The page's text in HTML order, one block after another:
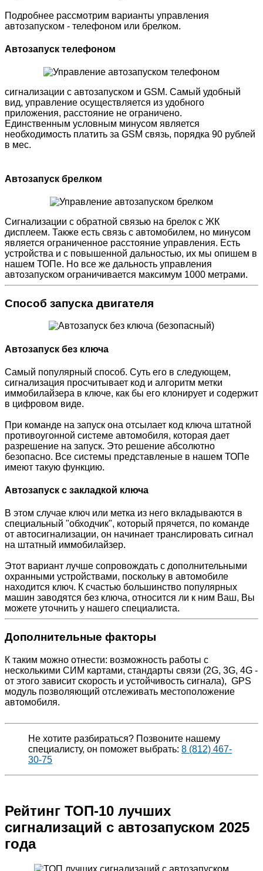
Подробнее рассмотрим варианты управления
автозапуском - телефоном или брелком.
Автозапуск телефоном
сигнализации с автозапуском и GSM. Самый удобный
вид, управление осуществляется из удобного
приложения, расстояние не ограничено.
Единственным условным минусом является
необходимость платить за GSM связь, порядка 90 рублей
в мес.
Автозапуск брелком
Сигнализации с обратной связью на брелок с ЖК
дисплеем. Также есть связь с автомобилем, но минусом
является ограниченное расстояние управления. Есть
устройства и с повышенной дальностью, их мы опишем в
нашем ТОПе. Но все же дальность управления
автозапуском ограничивается максимум 1000 метрами.
Способ запуска двигателя
Автозапуск без ключа
Самый популярный способ. Суть его в следующем,
сигнализация просчитывает код и алгоритм метки
иммобилайзера в ключе, как бы его клонирует и содержит
в цифровом виде.
При команде на запуск она отсылает код ключа штатной
противоугонной системе автомобиля, которая дает
разрешение на запуск. Это решение абсолютно
безопасно. Все системы представленые в нашем ТОПе
имеют такую функцию.
Автозапуск с закладкой ключа
В этом случае ключ или метка из него вкладываются в
специальный "обходчик", который прячется, по команде
от автосигнализации, он начинает транслировать сигнал
на штатный иммобилайзер.
Этот вариант лучше сопровождать с дополнительными
охранными устройствами, поскольку в автомобиле
находится ключ. К счастью большинство популярных
машин заводятся без ключа, относится ли к ним Ваш, Вы
можете уточнить у нашего специалиста.
Дополнительные факторы
К таким можно отнести: возможность работы с
несколькими СИМ картами, стандарты связи (2G, 3G, 4G -
от этого зависит скорость и устойчивость сигнала), GPS
модуль позволяющий отслеживать местоположение
автомобиля.
Не хотите разбираться? Позвоните нашему
специалисту, он поможет выбрать: 8 (812) 467-
30-75
Рейтинг ТОП-10 лучших
сигнализаций с автозапуском 2025
года